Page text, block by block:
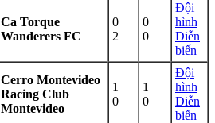
Ca Torque
Wanderers FC
0
2
0
0
Đội
hình
Diễn
biến
Cerro Montevideo
Racing Club
Montevideo
1
0
1
0
Đội
hình
Diễn
biến